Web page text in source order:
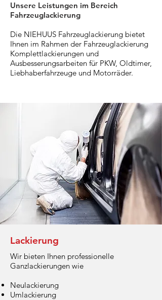
Unsere Leistungen im Bereich
Fahrzeuglackierung
Die NIEHUUS Fahrzeuglackierung bietet
Ihnen im Rahmen der Fahrzeuglackierung
Komplettlackierungen und
Ausbesserungsarbeiten für PKW, Oldtimer,
Liebhaberfahrzeuge und Motorräder.
Lackierung
Wir bieten Ihnen professionelle
Ganzlackierungen wie
Neulackierung
Umlackierung